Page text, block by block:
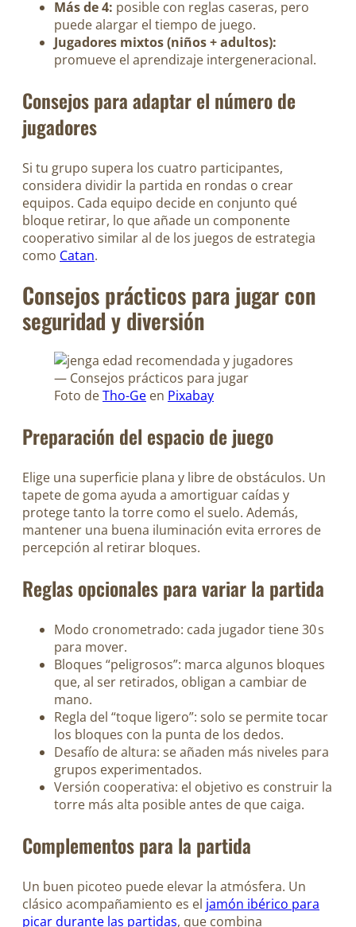
Más de 4: posible con reglas caseras, pero
puede alargar el tiempo de juego.
Jugadores mixtos (niños + adultos):
promueve el aprendizaje intergeneracional.
Consejos para adaptar el número de
jugadores
Si tu grupo supera los cuatro participantes,
considera dividir la partida en rondas o crear
equipos. Cada equipo decide en conjunto qué
bloque retirar, lo que añade un componente
cooperativo similar al de los juegos de estrategia
como Catan.
Consejos prácticos para jugar con
seguridad y diversión
Foto deTho-Ge en Pixabay
Preparación del espacio de juego
Elige una superficie plana y libre de obstáculos. Un
tapete de goma ayuda a amortiguar caídas y
protege tanto la torre como el suelo. Además,
mantener una buena iluminación evita errores de
percepción al retirar bloques.
Reglas opcionales para variar la partida
Modo cronometrado: cada jugador tiene 30 s
para mover.
Bloques “peligrosos”: marca algunos bloques
que, al ser retirados, obligan a cambiar de
mano.
Regla del “toque ligero”: solo se permite tocar
los bloques con la punta de los dedos.
Desafío de altura: se añaden más niveles para
grupos experimentados.
Versión cooperativa: el objetivo es construir la
torre más alta posible antes de que caiga.
Complementos para la partida
Un buen picoteo puede elevar la atmósfera. Un
clásico acompañamiento es el jamón ibérico para
picar durante las partidas, que combina